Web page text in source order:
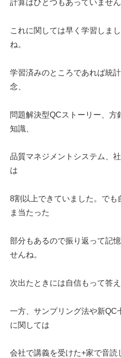
計算はひとつもあっていませ
これに関しては早く学習しま
ね。
学習済みのところであれば統
念、
問題解決型QCストーリー、
知識、
品質マネジメントシステム、
は
8割以上できていました。でも
ま当たった
部分もあるので振り返って記
せんね。
次出たときには自信もって答え
一方、サンプリング法や新QC
に関しては
会社で講義を受けた+家で音読